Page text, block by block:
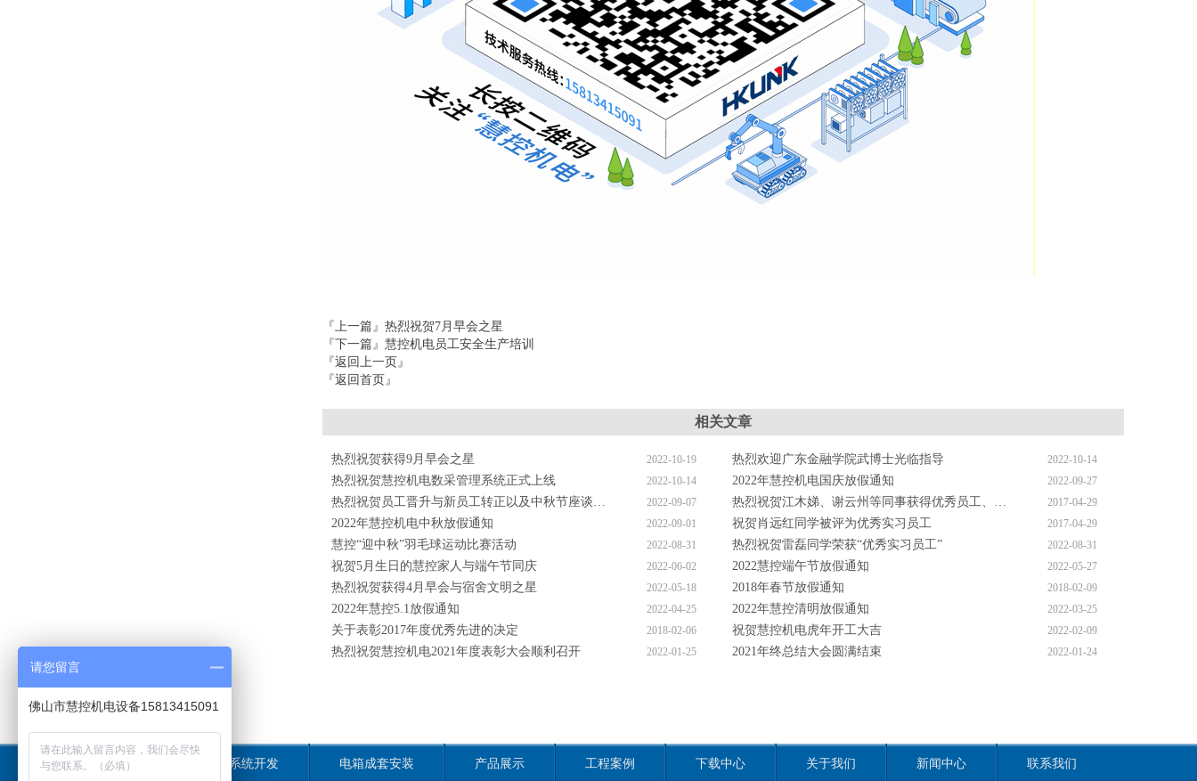
『上一篇』 热烈祝贺7月早会之星
『下一篇』 慧控机电员工安全生产培训
『返回上一页』
『返回首页』
相关文章
热烈祝贺获得9月早会之星 2022-10-19 热烈欢迎广东金融学院武博士光临指导 2022-10-14
热烈祝贺慧控机电数采管理系统正式上线 2022-10-14 2022年慧控机电国庆放假通知 2022-09-27
热烈祝贺员工晋升与新员工转正以及中秋节座谈… 2022-09-07 热烈祝贺江木娣、谢云州等同事获得优秀员工、… 2017-04-29
2022年慧控机电中秋放假通知 2022-09-01 祝贺肖远红同学被评为优秀实习员工 2017-04-29
慧控“迎中秋”羽毛球运动比赛活动 2022-08-31 热烈祝贺雷磊同学荣获“优秀实习员工” 2022-08-31
祝贺5月生日的慧控家人与端午节同庆 2022-06-02 2022慧控端午节放假通知 2022-05-27
热烈祝贺获得4月早会与宿舍文明之星 2022-05-18 2018年春节放假通知 2018-02-09
2022年慧控5.1放假通知 2022-04-25 2022年慧控清明放假通知 2022-03-25
关于表彰2017年度优秀先进的决定 2018-02-06 祝贺慧控机电虎年开工大吉 2022-02-09
热烈祝贺慧控机电2021年度表彰大会顺利召开 2022-01-25 2021年终总结大会圆满结束 2022-01-24
慧控首页 控制系统开发 电箱成套安装 产品展示 工程案例 下载中心 关于我们 新闻中心 联系我们
请您留言
佛山市慧控机电设备15813415091